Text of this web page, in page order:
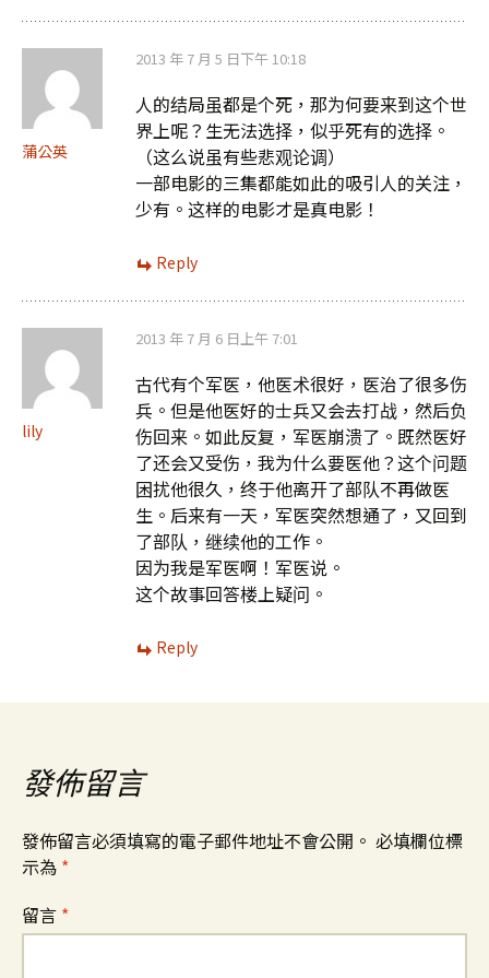
蒲公英
2013 年 7 月 5 日下午 10:18
人的结局虽都是个死，那为何要来到这个世
界上呢？生无法选择，似乎死有的选择。
（这么说虽有些悲观论调）
一部电影的三集都能如此的吸引人的关注，
少有。这样的电影才是真电影！
Reply
lily
2013 年 7 月 6 日上午 7:01
古代有个军医，他医术很好，医治了很多伤
兵。但是他医好的士兵又会去打战，然后负
伤回来。如此反复，军医崩溃了。既然医好
了还会又受伤，我为什么要医他？这个问题
困扰他很久，终于他离开了部队不再做医
生。后来有一天，军医突然想通了，又回到
了部队，继续他的工作。
因为我是军医啊！军医说。
这个故事回答楼上疑问。
Reply
發佈留言
發佈留言必須填寫的電子郵件地址不會公開。 必填欄位標
示為 *
留言 *